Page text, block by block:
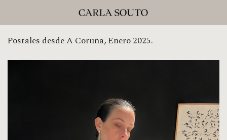
Postales desde A Coruña, Enero 2025.